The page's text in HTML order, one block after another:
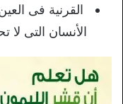
القرنية فى
الأنسان التى